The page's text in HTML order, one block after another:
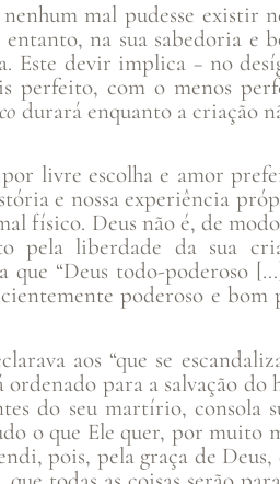
mal pudesse existir
entanto, na sua sabedoria e
Este devir implica − no
perfeito, com o menos
durará enquanto a criação
livre escolha e amor
e nossa experiência
físico. Deus não é, de
pela liberdade da sua
que “Deus todo-poderoso
poderoso e bom
aos “que se
para a salvação do
do seu martírio, consola
o que Ele quer, por muito
pois, pela graça de Deus,